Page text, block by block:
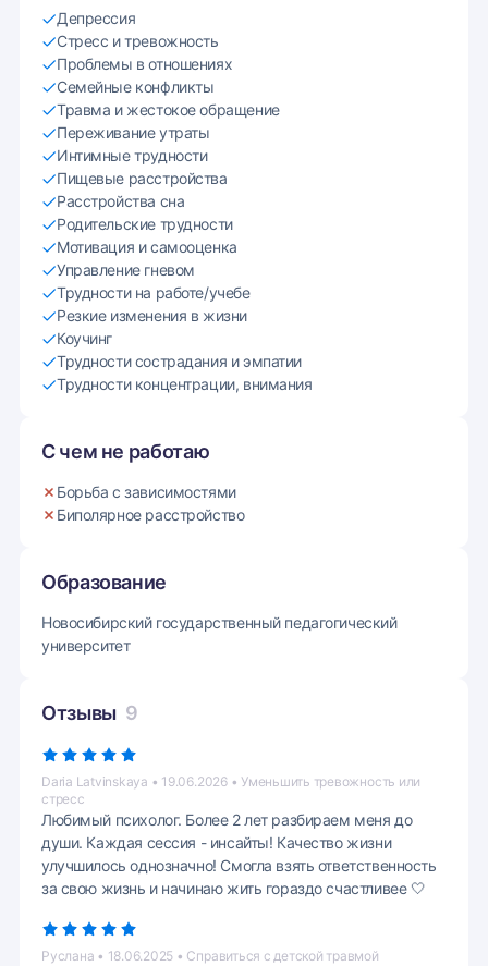
Депрессия
Стресс и тревожность
Проблемы в отношениях
Семейные конфликты
Травма и жестокое обращение
Переживание утраты
Интимные трудности
Пищевые расстройства
Расстройства сна
Родительские трудности
Мотивация и самооценка
Управление гневом
Трудности на работе/учебе
Резкие изменения в жизни
Коучинг
Трудности сострадания и эмпатии
Трудности концентрации, внимания
С чем не работаю
Борьба с зависимостями
Биполярное расстройство
Образование
Новосибирский государственный педагогический
университет
Отзывы 9
Daria Latvinskaya • 19.06.2026 • Уменьшить тревожность или
стресс
Любимый психолог. Более 2 лет разбираем меня до
души. Каждая сессия - инсайты! Качество жизни
улучшилось однозначно! Смогла взять ответственность
за свою жизнь и начинаю жить гораздо счастливее 🤍
Руслана • 18.06.2025 • Справиться с детской травмой